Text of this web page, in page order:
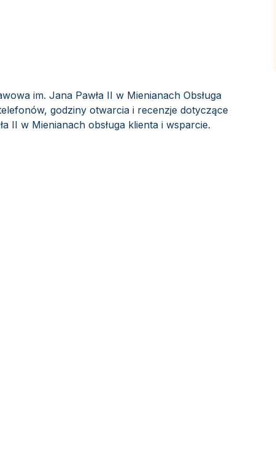
im. Jana Pawła II w Mienianach Obsługa
godziny otwarcia i recenzje dotyczące
II w Mienianach obsługa klienta i wsparcie.